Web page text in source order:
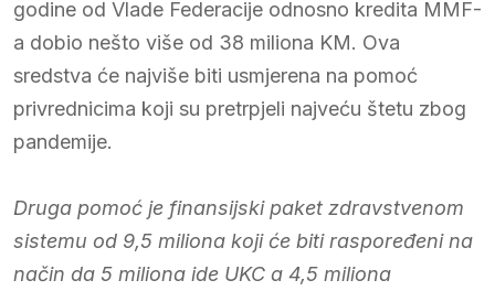
godine od Vlade Federacije odnosno kredita MMF-
a dobio nešto više od 38 miliona KM. Ova
sredstva će najviše biti usmjerena na pomoć
privrednicima koji su pretrpjeli najveću štetu zbog
pandemije.
Druga pomoć je finansijski paket zdravstvenom
sistemu od 9,5 miliona koji će biti raspoređeni na
način da 5 miliona ide UKC a 4,5 miliona